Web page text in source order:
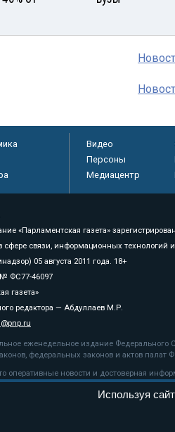
Видео
Персоны
Медиацентр
«Парламентская газета»
сфере связи, информационных технологий и
05 августа 2011 года. 18+
№ ФС77-46097
газета»
редактора — Абдуллаев М.Р.
еженедельное издание
федеральных законов и актов палат
оперативные новости и достоверная
ссылка на pnp.ru обязательна.
рекомендательные технологии
Используя